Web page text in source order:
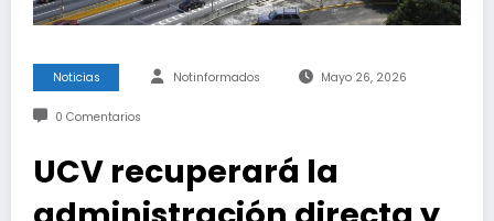
Noticias Notinformados Mayo 26, 2026
0 Comentarios
UCV recuperará la